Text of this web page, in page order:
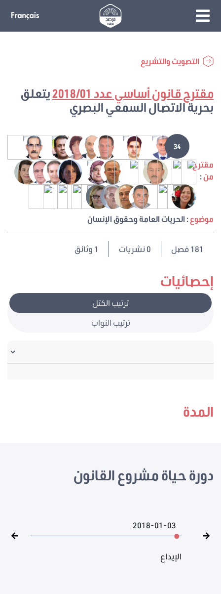
التصويت والتشريع
إحصائيات
ترتيب الكتل
ترتيب النواب
مقترح قانون أساسي عدد 2018/01
يتعلق
بحرية الاتصال السمعي البصري
مقترح
من:
34
موضوع: الحريات العامة وحقوق الإنسان
181فصل 0 نشريات 1 وثائق
المدة
دورة حياة مشروع القانون
2018-01-03
الإيداع